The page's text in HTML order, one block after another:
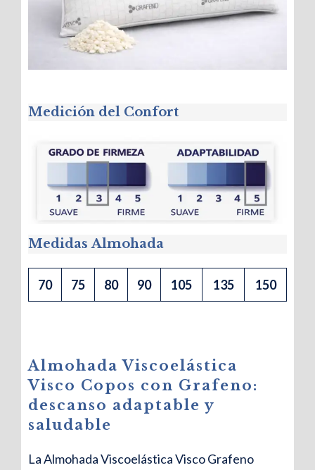
Medición del Confort
Medidas Almohada
70 75 80 90 105 135 150
Almohada Viscoelástica
Visco Copos con Grafeno:
descanso adaptable y
saludable
La Almohada Viscoelástica Visco Grafeno